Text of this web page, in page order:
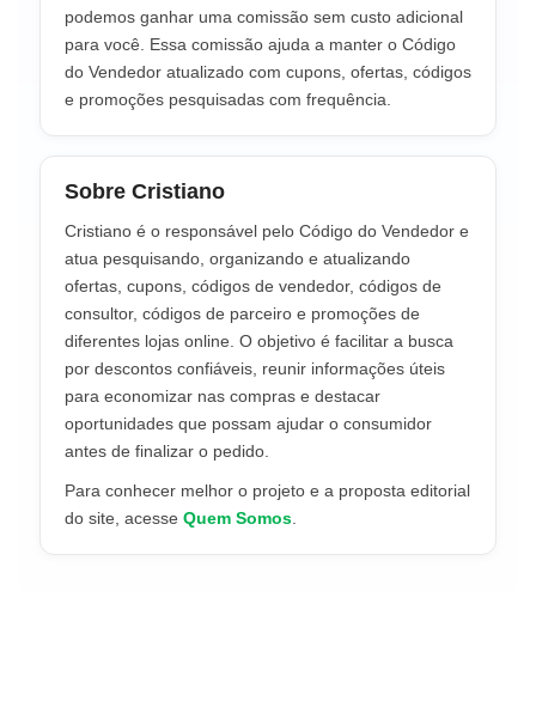
podemos ganhar uma comissão sem custo adicional
para você. Essa comissão ajuda a manter o Código
do Vendedor atualizado com cupons, ofertas, códigos
e promoções pesquisadas com frequência.
Sobre Cristiano
Cristiano é o responsável pelo Código do Vendedor e
atua pesquisando, organizando e atualizando
ofertas, cupons, códigos de vendedor, códigos de
consultor, códigos de parceiro e promoções de
diferentes lojas online. O objetivo é facilitar a busca
por descontos confiáveis, reunir informações úteis
para economizar nas compras e destacar
oportunidades que possam ajudar o consumidor
antes de finalizar o pedido.
Para conhecer melhor o projeto e a proposta editorial
do site, acesse Quem Somos